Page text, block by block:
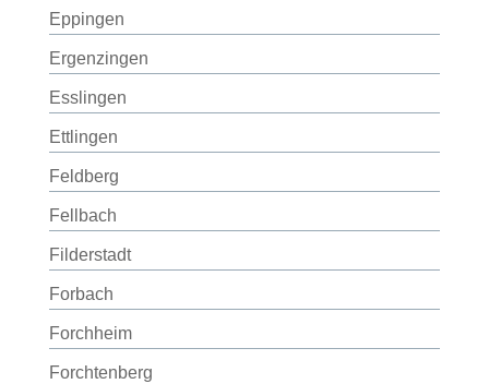
Eppingen
Ergenzingen
Esslingen
Ettlingen
Feldberg
Fellbach
Filderstadt
Forbach
Forchheim
Forchtenberg